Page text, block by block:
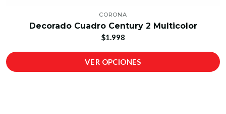
CORONA
Decorado Cuadro Century 2 Multicolor
$1.998
VER OPCIONES